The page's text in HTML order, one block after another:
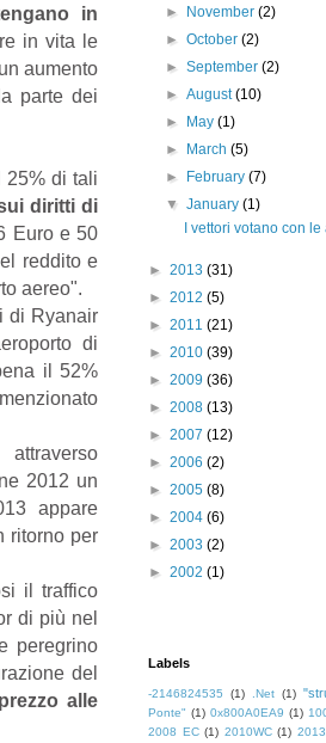
in
in vita le
aumento
parte dei
25% di tali
diritti di
Euro e 50
reddito e
aereo".
di Ryanair
di
il 52%
2012 un
appare
ritorno per
il traffico
di più nel
peregrino
del
alle
►
November(2)
►October(2)
►September(2)
►August(10)
►
May(1)
►
March(5)
►
February(7)
▼January(1)
I vettori votano con le
► 2013 (31)
► 2012 (5)
► 2011 (21)
► 2010 (39)
► 2009 (36)
► 2008 (13)
► 2007 (12)
► 2006 (2)
► 2005 (8)
► 2004 (6)
► 2003 (2)
► 2002 (1)
Labels
-2146824535 (1) .Net (1)
Ponte" (1) 0x800A0EA9 (1)
2008 EC (1) 2010WC (1)